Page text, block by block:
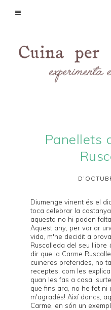
Panellets
Diumenge vinent és el
toca celebrar la
aquesta no hi poden
Aquest any, per variar
vida, m'he decidit a
Ruscalleda del seu llibre
dir que la Carme
cuineres preferides, no
receptes, com les
quan les fas a casa,
que fins ara, no he fet ni
m'agradés! Així doncs,
Carme, en són un